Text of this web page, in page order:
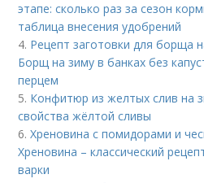
этапе: сколько раз за сезон
таблица внесения удобрений
4. Рецепт заготовки для борща
Борщ на зиму в банках без
перцем
5. Конфитюр из желтых слив на
свойства жёлтой сливы
6.Хреновина с помидорами и
Хреновина – классический
варки